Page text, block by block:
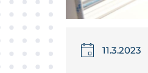
11.3.2023